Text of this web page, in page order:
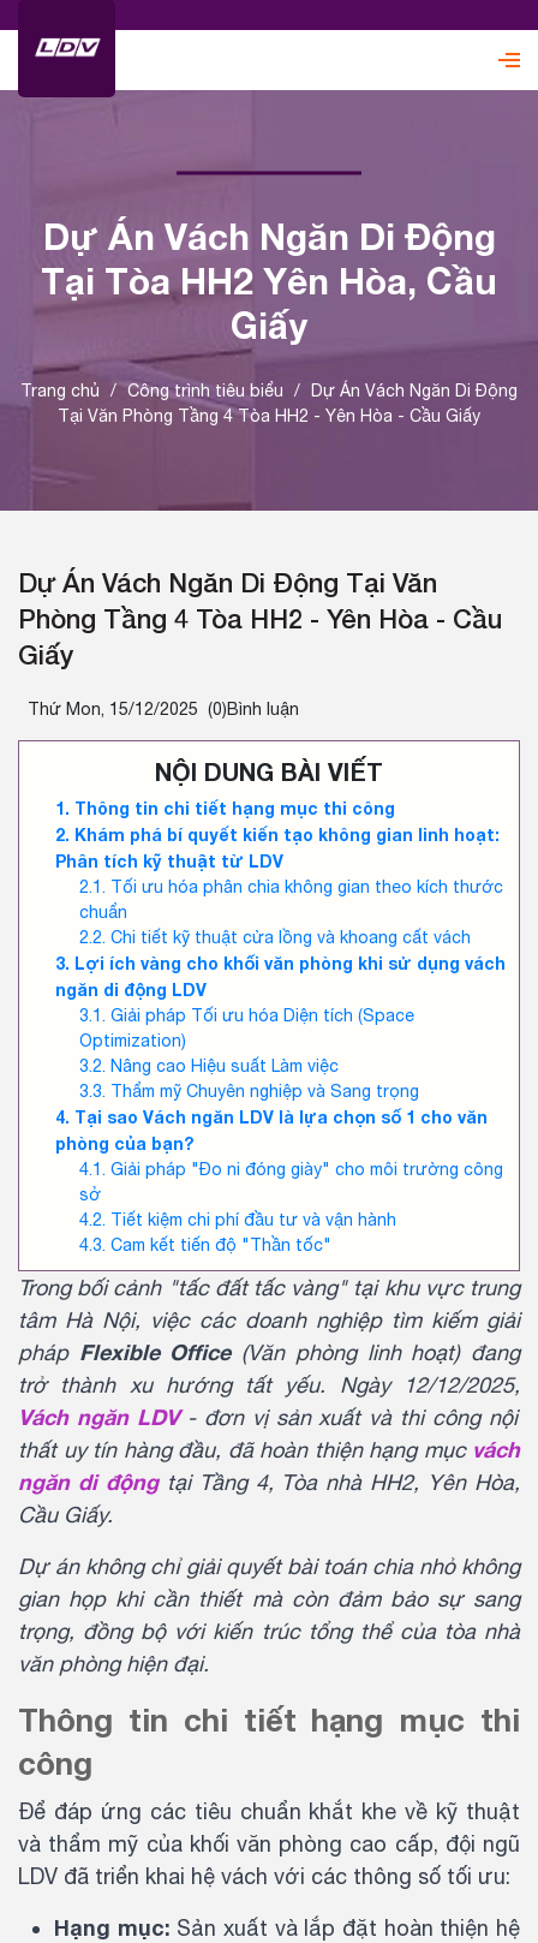
Dự Án Vách Ngăn Di Động
Tại Tòa HH2 Yên Hòa, Cầu
Giấy
Trang chủ / Công trình tiêu biểu / Dự Án Vách Ngăn Di Động
Tại Văn Phòng Tầng 4 Tòa HH2 - Yên Hòa - Cầu Giấy
Dự Án Vách Ngăn Di Động Tại Văn
Phòng Tầng 4 Tòa HH2 - Yên Hòa - Cầu
Giấy
Thứ Mon, 15/12/2025 (0)Bình luận
NỘI DUNG BÀI VIẾT
Thông tin chi tiết hạng mục thi công
Khám phá bí quyết kiến tạo không gian linh hoạt:
Phân tích kỹ thuật từ LDV
Tối ưu hóa phân chia không gian theo kích thước
chuẩn
Chi tiết kỹ thuật cửa lồng và khoang cất vách
Lợi ích vàng cho khối văn phòng khi sử dụng vách
ngăn di động LDV
Giải pháp Tối ưu hóa Diện tích (Space
Optimization)
Nâng cao Hiệu suất Làm việc
Thẩm mỹ Chuyên nghiệp và Sang trọng
Tại sao Vách ngăn LDV là lựa chọn số 1 cho văn
phòng của bạn?
Giải pháp "Đo ni đóng giày" cho môi trường công
sở
Tiết kiệm chi phí đầu tư và vận hành
Cam kết tiến độ "Thần tốc"
Trong bối cảnh "tấc đất tấc vàng" tại khu vực trung
tâm Hà Nội, việc các doanh nghiệp tìm kiếm giải
pháp Flexible Office(Văn phòng linh hoạt) đang
trở thành xu hướng tất yếu. Ngày 12/12/2025,
Vách ngăn LDV- đơn vị sản xuất và thi công nội
thất uy tín hàng đầu, đã hoàn thiện hạng mục vách
ngăn di độngtại Tầng 4, Tòa nhà HH2, Yên Hòa,
Cầu Giấy.
Dự án không chỉ giải quyết bài toán chia nhỏ không
gian họp khi cần thiết mà còn đảm bảo sự sang
trọng, đồng bộ với kiến trúc tổng thể của tòa nhà
văn phòng hiện đại.
Thông tin chi tiết hạng mục thi
công
Để đáp ứng các tiêu chuẩn khắt khe về kỹ thuật
và thẩm mỹ của khối văn phòng cao cấp, đội ngũ
LDV đã triển khai hệ vách với các thông số tối ưu:
Hạng mục: Sản xuất và lắp đặt hoàn thiện hệ